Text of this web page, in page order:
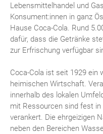
Lebensmittelhandel und
Konsument:innen in ganz
Hause Coca-Cola. Rund
dafür, dass die Getränke
zur Erfrischung verfügbar
Coca-Cola ist seit 1929 ein
heimischen Wirtschaft.
innerhalb des lokalen
mit Ressourcen sind fest
verankert. Die ehrgeizigen
neben den Bereichen